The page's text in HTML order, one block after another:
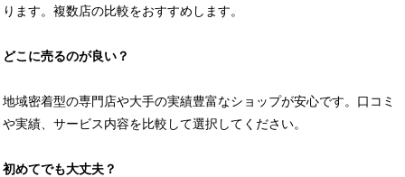
ります。複数店の比較をおすすめします。
どこに売るのが良い？
地域密着型の専門店や大手の実績豊富なショップが安心です。口コミ
や実績、サービス内容を比較して選択してください。
初めてでも大丈夫？